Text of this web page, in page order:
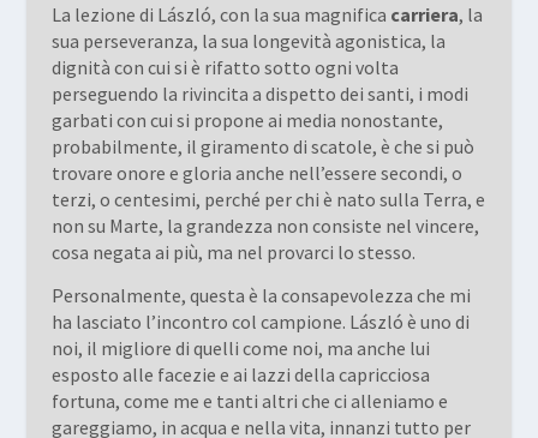
La lezione di László, con la sua magnifica carriera, la
sua perseveranza, la sua longevità agonistica, la
dignità con cui si è rifatto sotto ogni volta
perseguendo la rivincita a dispetto dei santi, i modi
garbati con cui si propone ai media nonostante,
probabilmente, il giramento di scatole, è che si può
trovare onore e gloria anche nell’essere secondi, o
terzi, o centesimi, perché per chi è nato sulla Terra, e
non su Marte, la grandezza non consiste nel vincere,
cosa negata ai più, ma nel provarci lo stesso.
Personalmente, questa è la consapevolezza che mi
ha lasciato l’incontro col campione. László è uno di
noi, il migliore di quelli come noi, ma anche lui
esposto alle facezie e ai lazzi della capricciosa
fortuna, come me e tanti altri che ci alleniamo e
gareggiamo, in acqua e nella vita, innanzi tutto per